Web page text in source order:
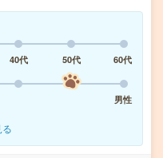
40代 50代
60代
男性